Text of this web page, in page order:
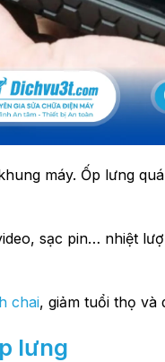
máy. Ốp lưng
sạc pin… nhiệt
chai, giảm tuổi thọ và
lưng